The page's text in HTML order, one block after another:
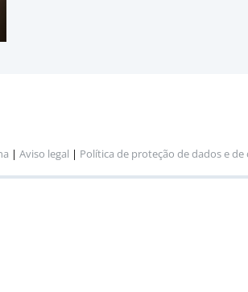
| Aviso legal | Política de proteção de dados e de